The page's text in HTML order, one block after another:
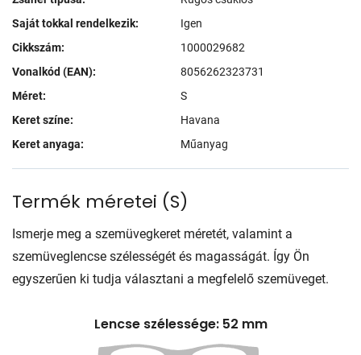
Saját tokkal rendelkezik:
Igen
Cikkszám:
1000029682
Vonalkód (EAN):
8056262323731
Méret:
S
Keret színe:
Havana
Keret anyaga:
Műanyag
Termék méretei (S)
Ismerje meg a szemüvegkeret méretét, valamint a
szemüveglencse szélességét és magasságát. Így Ön
egyszerűen ki tudja választani a megfelelő szemüveget.
Lencse szélessége: 52 mm